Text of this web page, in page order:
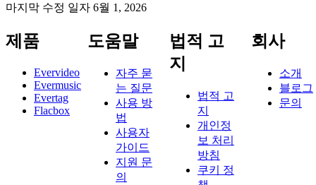
마지막 수정 일자 6월 1, 2026
제품
Evervideo
Evermusic
Evertag
Flacbox
도움말
자주 묻
는 질문
사용 방
법
사용자
가이드
지원 문
의
법적 고
지
법적 고
지
개인정
보 처리
방침
쿠키 정
회사
소개
블로그
문의